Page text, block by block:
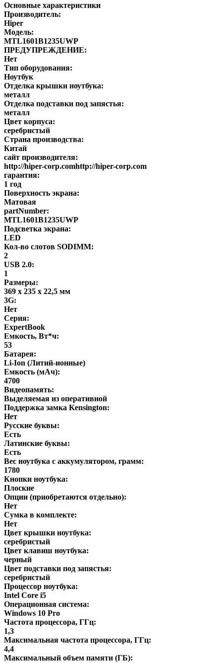
Основные характеристики
Производитель:
Hiper
Модель:
MTL1601B1235UWP
ПРЕДУПРЕЖДЕНИЕ:
Нет
Тип оборудования:
Ноутбук
Отделка крышки ноутбука:
металл
Отделка подставки под запястья:
металл
Цвет корпуса:
серебристый
Страна производства:
Китай
сайт производителя:
http://hiper-corp.comhttp://hiper-corp.com
гарантия:
1 год
Поверхность экрана:
Матовая
partNumber:
MTL1601B1235UWP
Подсветка экрана:
LED
Кол-во слотов SODIMM:
2
USB 2.0:
1
Размеры:
369 x 235 x 22,5 мм
3G:
Нет
Серия:
ExpertBook
Емкость, Вт*ч:
53
Батарея:
Li-Ion (Литий-ионные)
Емкость (мАч):
4700
Видеопамять:
Выделяемая из оперативной
Поддержка замка Kensington:
Нет
Русские буквы:
Есть
Латинские буквы:
Есть
Вес ноутбука с аккумулятором, грамм:
1780
Кнопки ноутбука:
Плоские
Опции (приобретаются отдельно):
Нет
Сумка в комплекте:
Нет
Цвет крышки ноутбука:
серебристый
Цвет клавиш ноутбука:
черный
Цвет подставки под запястья:
серебристый
Процессор ноутбука:
Intel Core i5
Операционная система:
Windows 10 Pro
Частота процессора, ГГц:
1,3
Максимальная частота процессора, ГГц:
4,4
Максимальный объем памяти (ГБ):